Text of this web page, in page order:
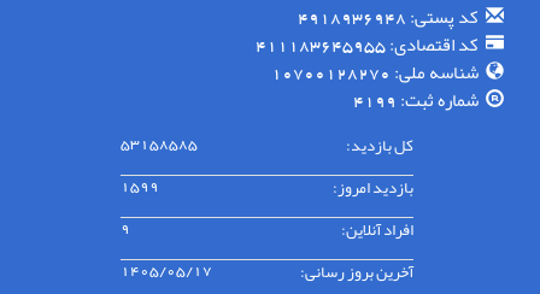
کد پستی: 4918936948
کد اقتصادی: 411183645955
شناسه ملی: 10700128270
شماره ثبت: 4199
کل بازدید: 53158585
بازدید امروز: 1599
افراد آنلاین: 9
آخرین بروز رسانی: 1405/05/17